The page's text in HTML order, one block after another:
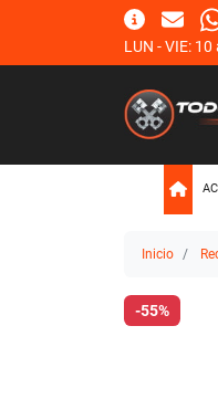
LUN - VIE:
Inicio
-55%